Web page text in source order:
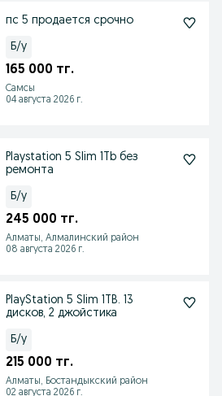
пс 5 продается срочно
Б/у
165 000 тг.
Самсы
04 августа 2026 г.
Playstation 5 Slim 1Tb без
ремонта
Б/у
245 000 тг.
Алматы, Алмалинский район
08 августа 2026 г.
PlayStation 5 Slim 1TB. 13
дисков, 2 джойстика
Б/у
215 000 тг.
Алматы, Бостандыкский район
02 августа 2026 г.